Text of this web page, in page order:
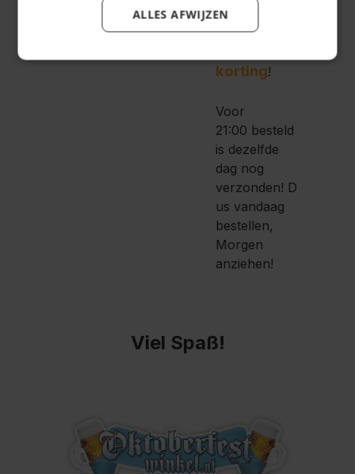
het
afrekenen en
korting!
Voor
21:00 besteld
is dezelfde
dag nog
verzonden! D
us vandaag
bestellen,
Morgen
anziehen!
Viel Spaß!
ALLES AFWIJZEN